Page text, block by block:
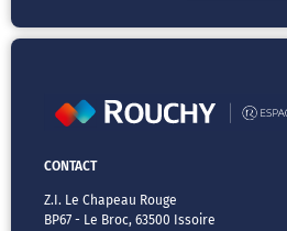
CONTACT
Z.I. Le Chapeau Rouge
BP67 - Le Broc, 63500 Issoire